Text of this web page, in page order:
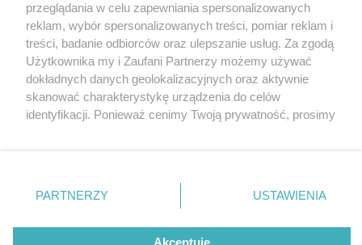
Kierunek gzm katowice
Wróć do artykułu:
Świętuj 8. urodziny Górnośląsko-Zagłębiowskiej
Metropolii na wycieczce lub spacerze. Kierunek
GZM już 27-29 czerwca 2025
Nie zapomnij
zapoznać się z:
polityką prywatności regulamin korzystania z portali
Twojemiasto
Piekary Śląskie
Chorzów
Tarnowskie Góry
Gliwice
Skontakuj sięz nami
Kontakt
Wydawca
Redakcja
przeglądania w celu zapewniania spersonalizowanych
reklam, wybór spersonalizowanych treści, pomiar reklam i
treści, badanie odbiorców oraz ulepszanie usług. Za zgodą
Użytkownika my i Zaufani Partnerzy możemy używać
dokładnych danych geolokalizacyjnych oraz aktywnie
skanować charakterystykę urządzenia do celów
identyfikacji. Ponieważ cenimy Twoją prywatność, prosimy
prywatności znajdujący się w lewym dolnym rogu strony
. Niektóre rodzaje przetwarzania danych nie wymagają
zgody użytkownika, ale masz prawo sprzeciwić się
takiemu przetwarzaniu. Preferencje będą miały
PARTNERZY USTAWIENIA
Akceptuję